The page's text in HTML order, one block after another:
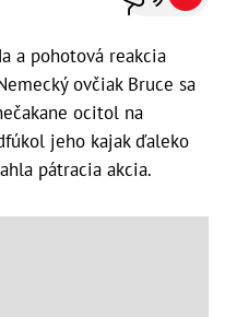
a pohotová reakcia
ovčiak Bruce sa
ocitol na
jeho kajak ďaleko
pátracia akcia.